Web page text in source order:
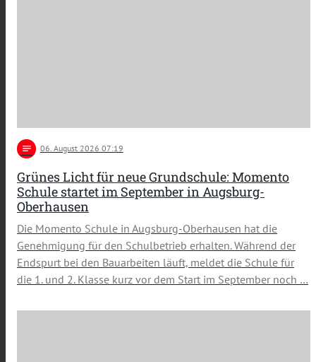
notes 06. August 2026 07:19
Grünes Licht für neue Grundschule: Momento
Schule startet im September in Augsburg-
Oberhausen
Die Momento Schule in Augsburg-Oberhausen hat die
Genehmigung für den Schulbetrieb erhalten. Während der
Endspurt bei den Bauarbeiten läuft, meldet die Schule für
die 1. und 2. Klasse kurz vor dem Start im September noch …